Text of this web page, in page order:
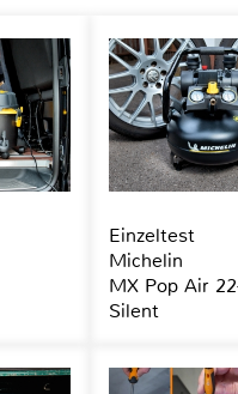
Einzeltest
Michelin
MX Pop Air
Silent